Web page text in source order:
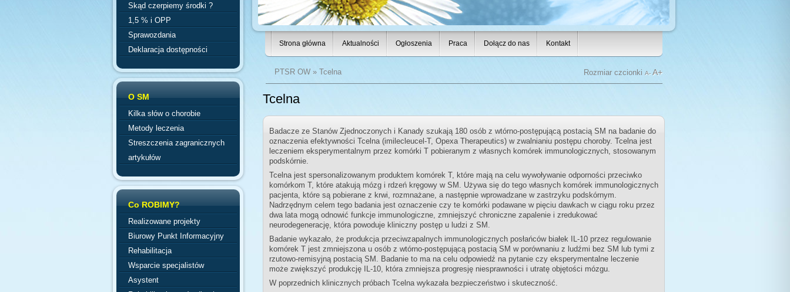
Skąd czerpiemy środki ?
1,5 % i OPP
Sprawozdania
Deklaracja dostępności
O SM
Kilka słów o chorobie
Metody leczenia
Streszczenia zagranicznych
artykułów
Co ROBIMY?
Realizowane projekty
Biurowy Punkt Informacyjny
Rehabilitacja
Wsparcie specjalistów
Asystent
Strona główna Aktualności Ogłoszenia Praca Dołącz do nas Kontakt
PTSR OW» Tcelna Rozmiar czcionki A-A+
Tcelna
Badacze ze Stanów Zjednoczonych i Kanady szukają 180 osób z wtórno-postępującą postacią SM na badanie do
oznaczenia efektywności Tcelna (imilecleucel-T, Opexa Therapeutics) w zwalnianiu postępu choroby. Tcelna jest
leczeniem eksperymentalnym przez komórki T pobieranym z własnych komórek immunologicznych, stosowanym
podskórnie.
Tcelna jest spersonalizowanym produktem komórek T, które mają na celu wywoływanie odporności przeciwko
komórkom T, które atakują mózg i rdzeń kręgowy w SM. Używa się do tego własnych komórek immunologicznych
pacjenta, które są pobierane z krwi, rozmnażane, a następnie wprowadzane w zastrzyku podskórnym.
Nadrzędnym celem tego badania jest oznaczenie czy te komórki podawane w pięciu dawkach w ciągu roku przez
dwa lata mogą odnowić funkcje immunologiczne, zmniejszyć chroniczne zapalenie i zredukować
neurodegenerację, która powoduje kliniczny postęp u ludzi z SM.
Badanie wykazało, że produkcja przeciwzapalnych immunologicznych posłańców białek IL-10 przez regulowanie
komórek T jest zmniejszona u osób z wtórno-postępującą postacią SM w porównaniu z ludźmi bez SM lub tymi z
rzutowo-remisyjną postacią SM. Badanie to ma na celu odpowiedź na pytanie czy eksperymentalne leczenie
może zwiększyć produkcję IL-10, która zmniejsza progresję niesprawności i utratę objętości mózgu.
W poprzednich klinicznych próbach Tcelna wykazała bezpieczeństwo i skuteczność.